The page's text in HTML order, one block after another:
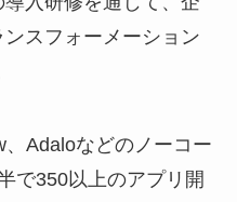
スフォーメーション
Adaloなどのノーコー
で350以上のアプリ開